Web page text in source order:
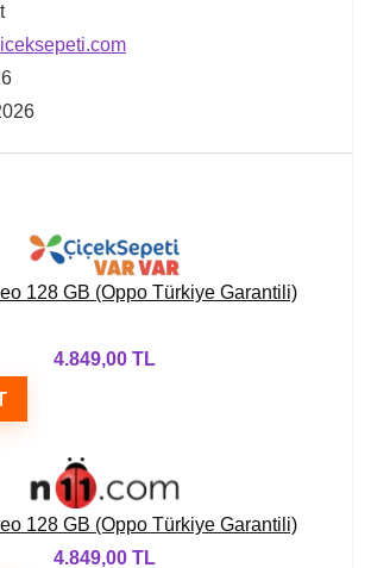
128 GB (Oppo Türkiye Garantili)
4.849,00 TL
128 GB (Oppo Türkiye Garantili)
4.849,00 TL